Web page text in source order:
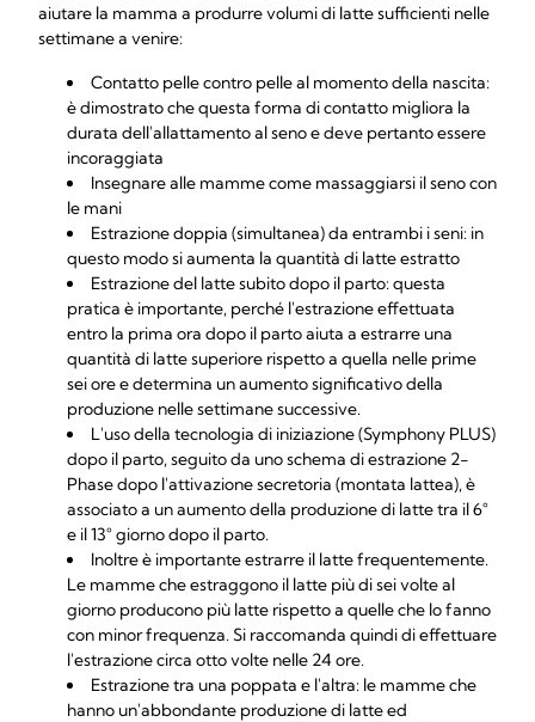
aiutare la mamma a produrre volumi di latte sufficienti nelle
settimane a venire:
Contatto pelle contro pelle al momento della nascita:
è dimostrato che questa forma di contatto migliora la
durata dell'allattamento al seno e deve pertanto essere
incoraggiata
Insegnare alle mamme come massaggiarsi il seno con
le mani
Estrazione doppia (simultanea) da entrambi i seni: in
questo modo si aumenta la quantità di latte estratto
Estrazione del latte subito dopo il parto: questa
pratica è importante, perché l'estrazione effettuata
entro la prima ora dopo il parto aiuta a estrarre una
quantità di latte superiore rispetto a quella nelle prime
sei ore e determina un aumento significativo della
produzione nelle settimane successive.
L'uso della tecnologia di iniziazione (Symphony PLUS)
dopo il parto, seguito da uno schema di estrazione 2-
Phase dopo l'attivazione secretoria (montata lattea), è
associato a un aumento della produzione di latte tra il 6°
e il 13° giorno dopo il parto.
Inoltre è importante estrarre il latte frequentemente.
Le mamme che estraggono il latte più di sei volte al
giorno producono più latte rispetto a quelle che lo fanno
con minor frequenza. Si raccomanda quindi di effettuare
l'estrazione circa otto volte nelle 24 ore.
Estrazione tra una poppata e l'altra: le mamme che
hanno un'abbondante produzione di latte ed